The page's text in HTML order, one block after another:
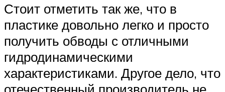
Стоит отметить так же, что в
пластике довольно легко и просто
получить обводы с отличными
гидродинамическими
характеристиками. Другое дело, что